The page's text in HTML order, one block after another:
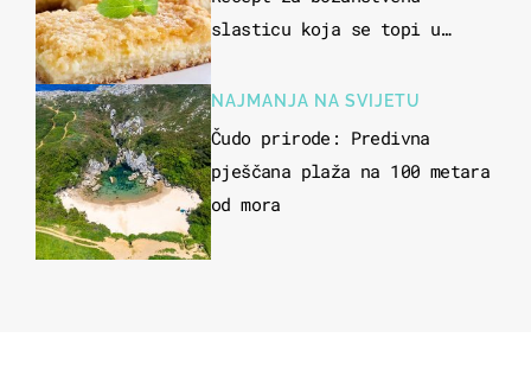
slasticu koja se topi u
NAJMANJA NA SVIJETU
Čudo prirode: Predivna
pješčana plaža na 100 metara
od mora